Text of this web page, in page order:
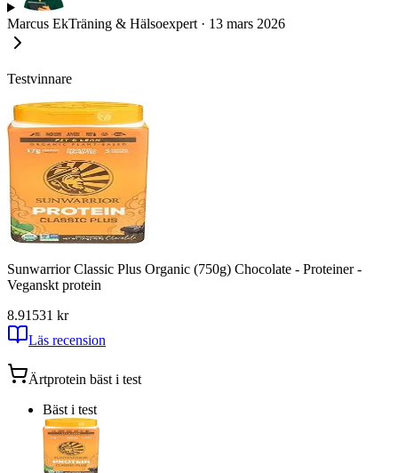
Marcus EkTräning & Hälsoexpert · 13 mars 2026
Testvinnare
Sunwarrior Classic Plus Organic (750g) Chocolate - Proteiner -
Veganskt protein
8.91 531 kr
Läs recension
Ärtprotein bäst i test
Bäst i test